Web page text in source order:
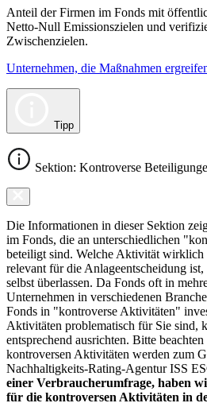
Anteil der Firmen im Fonds mit
Netto-Null Emissionszielen und
Zwischenzielen.
Unternehmen, die Maßnahmen
Tipp
Sektion: Kontroverse
Die Informationen in dieser Sektion
im Fonds, die an unterschiedlichen
beteiligt sind. Welche Aktivität wirklich
relevant für die Anlageentscheidung
selbst überlassen. Da Fonds oft in
Unternehmen in verschiedenen
Fonds in "kontroverse Aktivitäten"
Aktivitäten problematisch für Sie sind,
entsprechend ausrichten. Bitte
kontroversen Aktivitäten werden zum
Nachhaltigkeits-Rating-Agentur ISS
einer Verbraucherumfrage, haben
für die kontroversen Aktivitäten in